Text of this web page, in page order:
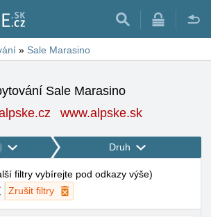
» Sale Marasino
Sale Marasino
www.alpske.sk
Druh
filtry vybírejte pod odkazy výše)
Zrušit filtry